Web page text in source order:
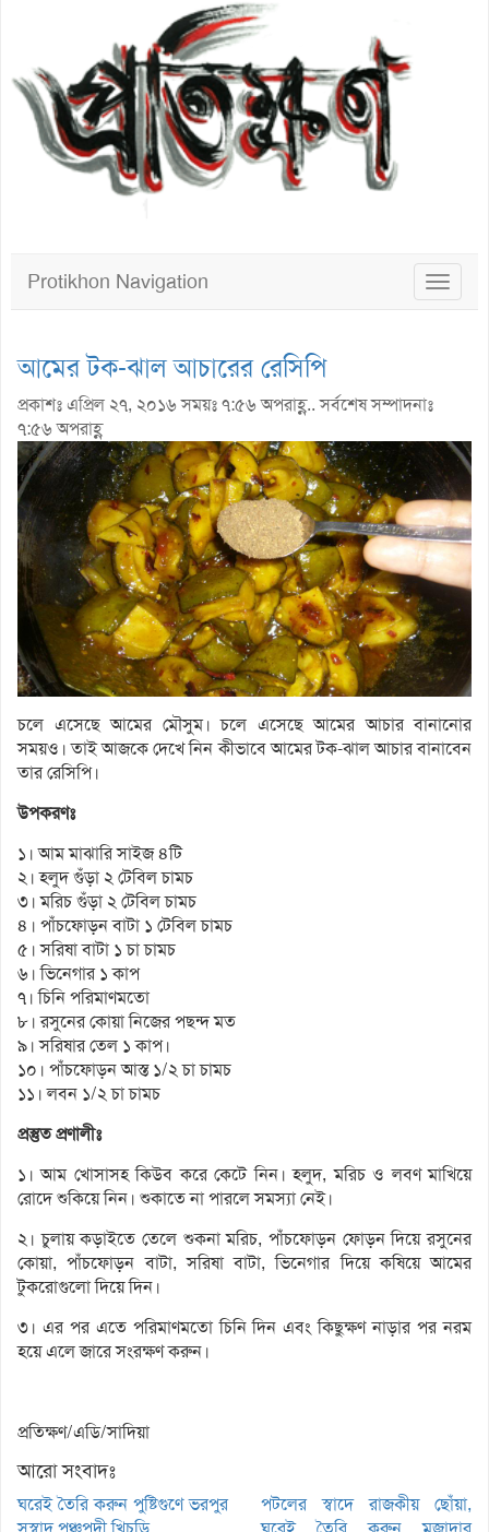
Toggle
Protikhon Navigation
আমের টক-ঝাল আচারের রেসিপি
প্রকাশঃ এপ্রিল ২৭, ২০১৬ সময়ঃ ৭:৫৬ অপরাহ্ণ.. সর্বশেষ সম্পাদনাঃ
৭:৫৬ অপরাহ্ণ
চলে এসেছে আমের মৌসুম। চলে এসেছে আমের আচার বানানোর
সময়ও। তাই আজকে দেখে নিন কীভাবে আমের টক-ঝাল আচার বানাবেন
তার রেসিপি।
উপকরণঃ
১। আম মাঝারি সাইজ ৪টি
২। হলুদ গুঁড়া ২ টেবিল চামচ
৩। মরিচ গুঁড়া ২ টেবিল চামচ
৪। পাঁচফোড়ন বাটা ১ টেবিল চামচ
৫। সরিষা বাটা ১ চা চামচ
৬। ভিনেগার ১ কাপ
৭। চিনি পরিমাণমতো
৮। রসুনের কোয়া নিজের পছন্দ মত
৯। সরিষার তেল ১ কাপ।
১০। পাঁচফোড়ন আস্ত ১/২ চা চামচ
১১। লবন ১/২ চা চামচ
প্রস্তুত প্রণালীঃ
১। আম খোসাসহ কিউব করে কেটে নিন। হলুদ, মরিচ ও লবণ মাখিয়ে
রোদে শুকিয়ে নিন। শুকাতে না পারলে সমস্যা নেই।
২। চুলায় কড়াইতে তেলে শুকনা মরিচ, পাঁচফোড়ন ফোড়ন দিয়ে রসুনের
কোয়া, পাঁচফোড়ন বাটা, সরিষা বাটা, ভিনেগার দিয়ে কষিয়ে আমের
টুকরোগুলো দিয়ে দিন।
৩। এর পর এতে পরিমাণমতো চিনি দিন এবং কিছুক্ষণ নাড়ার পর নরম
হয়ে এলে জারে সংরক্ষণ করুন।
প্রতিক্ষণ/এডি/সাদিয়া
আরো সংবাদঃ
ঘরেই তৈরি করুন পুষ্টিগুণে ভরপুর
পটলের স্বাদে রাজকীয় ছোঁয়া,